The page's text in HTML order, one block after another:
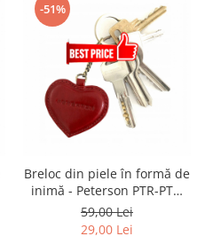
-51%
Breloc din piele în formă de
inimă - Peterson PTR-PTN
BRELOK SERD
59,00 Lei
29,00 Lei